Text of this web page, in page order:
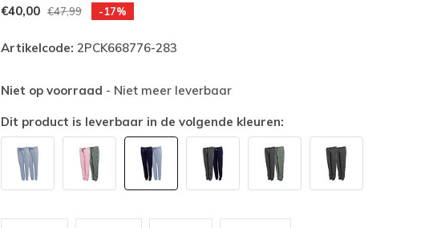
€40,00 €47,99 -17%
Artikelcode: 2PCK668776-283
Niet op voorraad - Niet meer leverbaar
Dit product is leverbaar in de volgende kleuren: